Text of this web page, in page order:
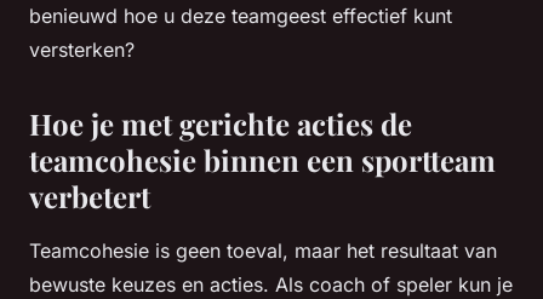
benieuwd hoe u deze teamgeest effectief kunt
versterken?
Hoe je met gerichte acties de
teamcohesie binnen een sportteam
verbetert
Teamcohesie is geen toeval, maar het resultaat van
bewuste keuzes en acties. Als coach of speler kun je